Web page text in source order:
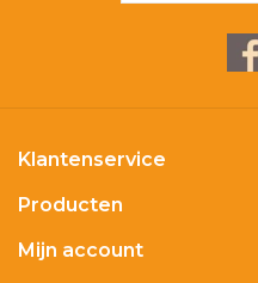
Klantenservice
Producten
Mijn account